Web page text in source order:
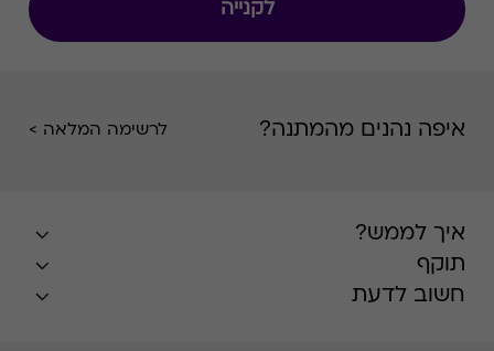
לקנייה
איפה נהנים מהמתנה? לרשימה המלאה >
איך לממש?
תוקף
חשוב לדעת